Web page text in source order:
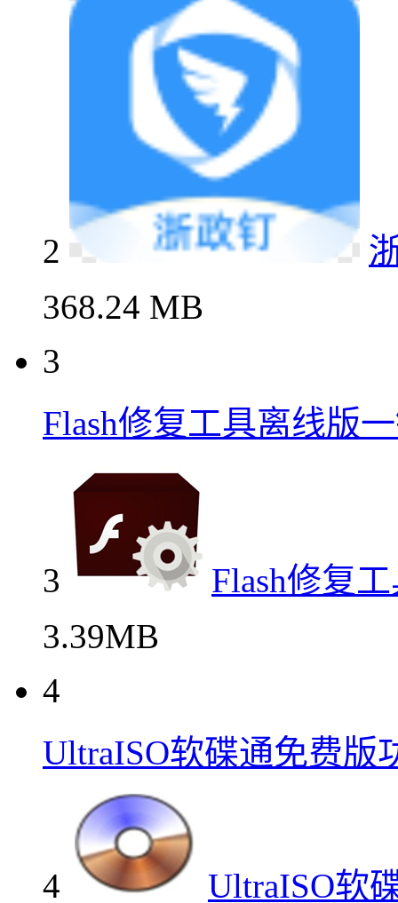
2
368.24 MB
3
Flash修复工具离线版
3
Flash修复
3.39MB
4
UltraISO软碟通免费版
4
UltraISO软